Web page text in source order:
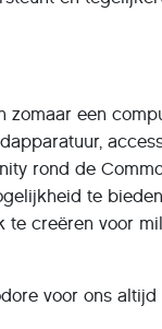
een
rond de
te
creëren voor
voor ons